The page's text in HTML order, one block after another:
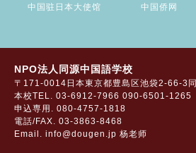
中国驻日本大使馆 中国侨网
NPO法人同源中国語学校
〒171-0014日本東京都豊島区池袋2-66-3
本校TEL. 03-6912-7966 090-6501-1265
申込専用. 080-4757-1818
電話/FAX. 03-3863-8468
Email. info@dougen.jp 杨老师